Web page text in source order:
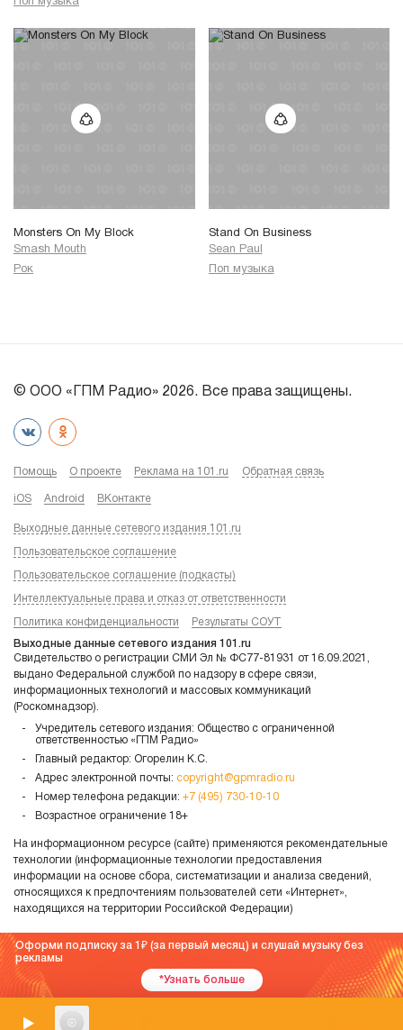
Monsters On My Block
Smash Mouth
Рок
Stand On Business
Sean Paul
Поп музыка
© ООО «ГПМ Радио» 2026. Все права защищены.
Помощь О проекте Реклама на 101.ru Обратная связь
iOS Android ВКонтакте
Выходные данные сетевого издания 101.ru
Пользовательское соглашение
Пользовательское соглашение (подкасты)
Интеллектуальные права и отказ от ответственности
Политика конфиденциальности Результаты СОУТ
Выходные данные сетевого издания 101.ru
Свидетельство о регистрации СМИ Эл № ФС77-81931 от 16.09.2021,
выдано Федеральной службой по надзору в сфере связи,
информационных технологий и массовых коммуникаций
(Роскомнадзор).
Учредитель сетевого издания: Общество с ограниченной
ответственностью «ГПМ Радио»
Главный редактор: Огорелин К.С.
Адрес электронной почты: copyright@gpmradio.ru
Номер телефона редакции: +7 (495) 730-10-10
Возрастное ограничение 18+
На информационном ресурсе (сайте) применяются рекомендательные
технологии (информационные технологии предоставления
информации на основе сбора, систематизации и анализа сведений,
относящихся к предпочтениям пользователей сети «Интернет»,
находящихся на территории Российской Федерации)
Оформи подписку за 1
(за первый месяц) и слушай музыку без
рекламы
*Узнать больше